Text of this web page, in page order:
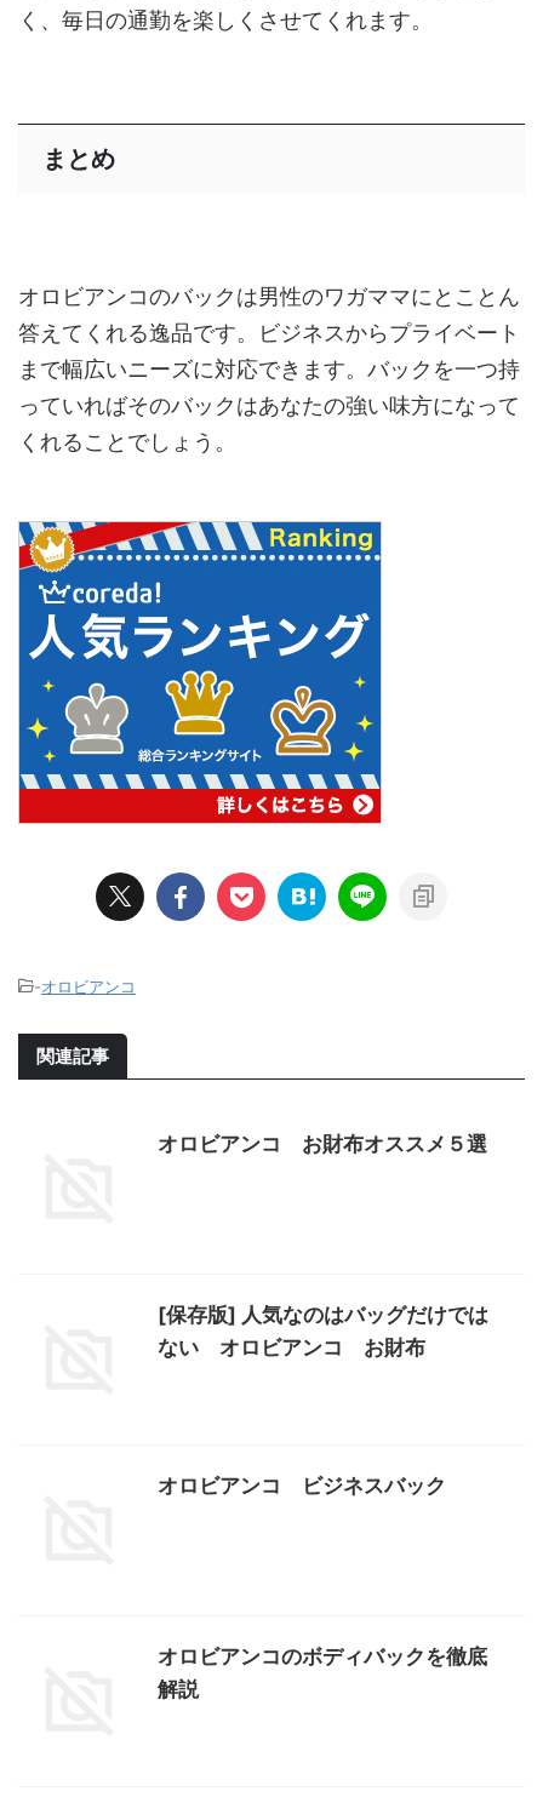
く、毎日の通勤を楽しくさせてくれます。
まとめ
オロビアンコのバックは男性のワガママにとことん
答えてくれる逸品です。ビジネスからプライベート
まで幅広いニーズに対応できます。バックを一つ持
っていればそのバックはあなたの強い味方になって
くれることでしょう。
-オロビアンコ
関連記事
オロビアンコ お財布オススメ５選
[保存版] 人気なのはバッグだけでは
ない オロビアンコ お財布
オロビアンコ ビジネスバック
オロビアンコのボディバックを徹底
解説